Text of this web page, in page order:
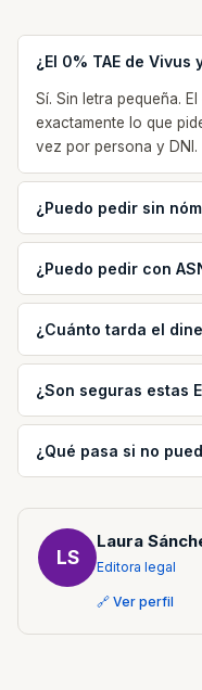
¿El 0% TAE de Vivus
Sí. Sin letra pequeña.
exactamente lo que
vez por persona y DNI.
¿Puedo pedir sin
¿Puedo pedir con
¿Cuánto tarda el
¿Son seguras estas
¿Qué pasa si no
LS
Laura
Editora legal
🔗 Ver perfil